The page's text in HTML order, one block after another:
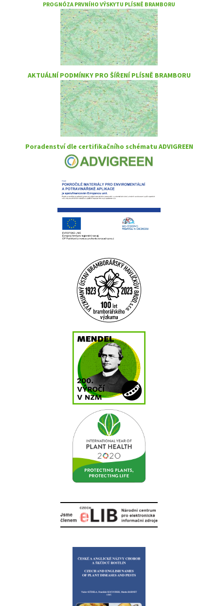
PROGNÓZA PRVNÍHO VÝSKYTU PLÍSNĚ BRAMBORU
AKTUÁLNÍ PODMÍNKY PRO ŠÍŘENÍ PLÍSNĚ BRAMBORU
Poradenství dle certifikačního schématu ADVIGREEN